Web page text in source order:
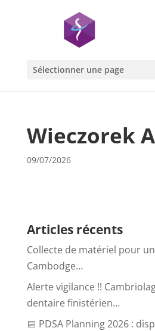
Sélectionner une page
Wieczorek
09/07/2026
Articles récents
Collecte de matériel pour
Cambodge…
Alerte vigilance !!
dentaire finistérien…
📅 PDSA Planning 2026 :